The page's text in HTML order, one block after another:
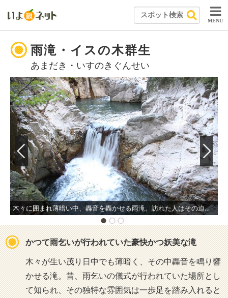
MENU
雨滝・イスの木群生
あまだき・いすのきぐんせい
木々に囲まれ薄暗い中、轟音を轟かせる雨滝。訪れた人はその迫力に圧倒される。
かつて雨乞いが行われていた豪快かつ妖美な滝
木々が生い茂り日中でも薄暗く、その中轟音を鳴り響
かせる滝。昔、雨乞いの儀式が行われていた場所とし
て知られ、その独特な雰囲気は一歩足を踏み入れると